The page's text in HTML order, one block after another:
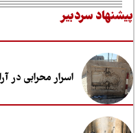
سردبیر
اسرار محرابی در